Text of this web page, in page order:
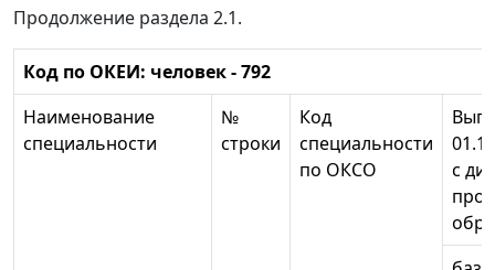
Продолжение раздела 2.1.
Код по ОКЕИ: человек - 792
Наименование
специальности
№
строки
Код
специальности
по ОКСО
с